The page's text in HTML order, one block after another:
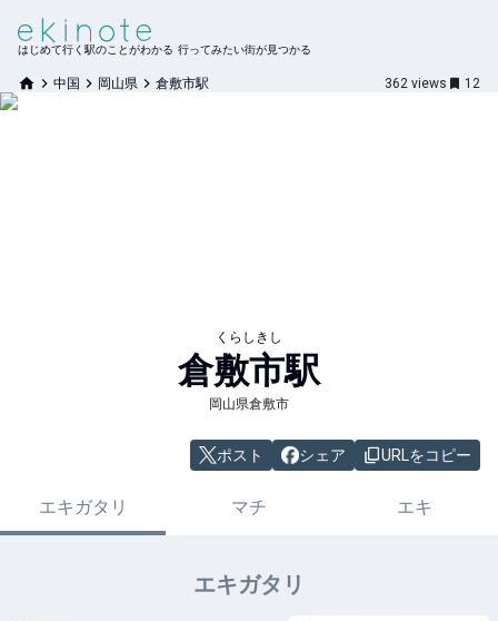
はじめて行く駅のことがわかる 行ってみたい街が見つかる
中国 岡山県 倉敷市駅 362 views 12
くらしきし
倉敷市駅
岡山県倉敷市
ポスト シェア URLをコピー
エキガタリ マチ エキ
エキガタリ